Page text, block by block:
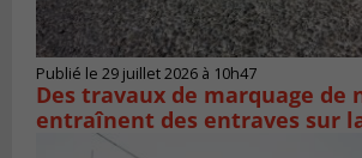
Publié le 29 juillet 2026 à 10h47
Des travaux de marquage de
entraînent des entraves sur